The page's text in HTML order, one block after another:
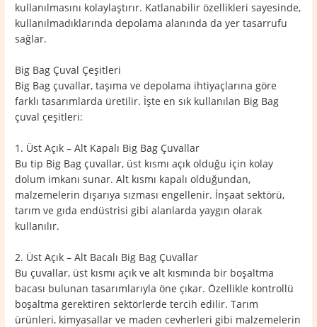
kullanılmasını kolaylaştırır. Katlanabilir özellikleri sayesinde,
kullanılmadıklarında depolama alanında da yer tasarrufu
sağlar.
Big Bag Çuval Çeşitleri
Big Bag çuvallar, taşıma ve depolama ihtiyaçlarına göre
farklı tasarımlarda üretilir. İşte en sık kullanılan Big Bag
çuval çeşitleri:
1. Üst Açık – Alt Kapalı Big Bag Çuvallar
Bu tip Big Bag çuvallar, üst kısmı açık olduğu için kolay
dolum imkanı sunar. Alt kısmı kapalı olduğundan,
malzemelerin dışarıya sızması engellenir. İnşaat sektörü,
tarım ve gıda endüstrisi gibi alanlarda yaygın olarak
kullanılır.
2. Üst Açık – Alt Bacalı Big Bag Çuvallar
Bu çuvallar, üst kısmı açık ve alt kısmında bir boşaltma
bacası bulunan tasarımlarıyla öne çıkar. Özellikle kontrollü
boşaltma gerektiren sektörlerde tercih edilir. Tarım
ürünleri, kimyasallar ve maden cevherleri gibi malzemelerin